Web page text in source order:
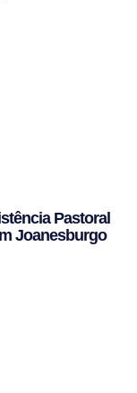
Pastoral
Joanesburgo